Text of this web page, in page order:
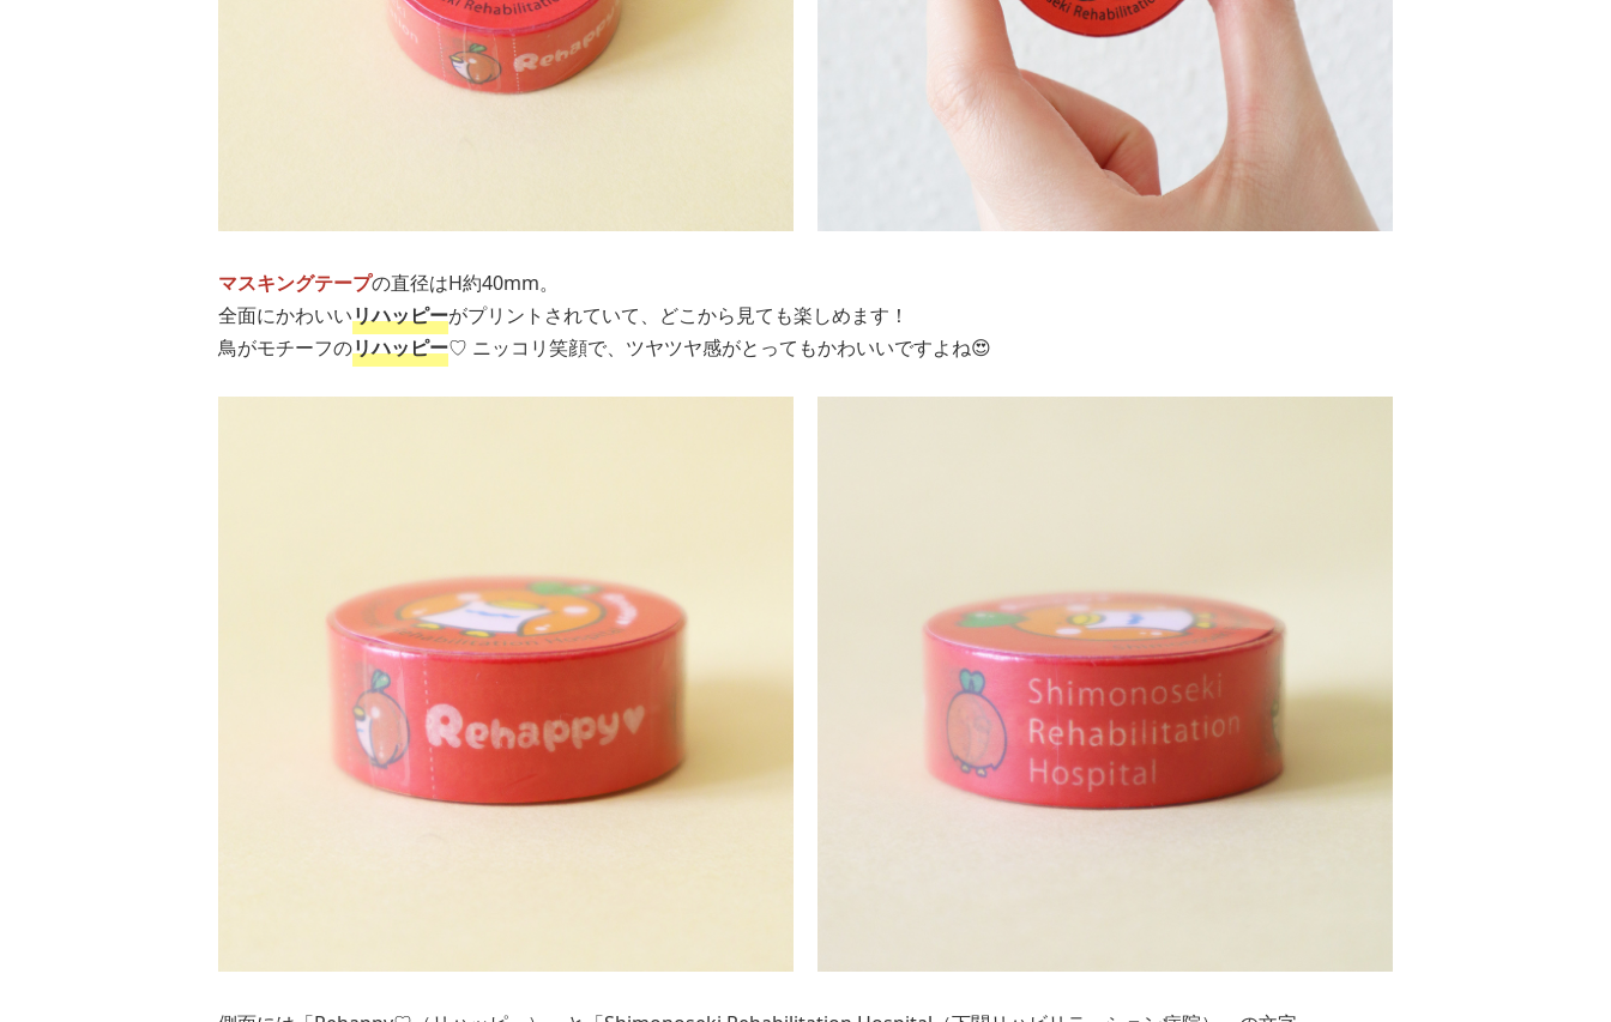
マスキングテープの直径はH約40mm。
全面にかわいいリハッピーがプリントされていて、どこから見ても楽しめます！
鳥がモチーフのリハッピー♡ ニッコリ笑顔で、ツヤツヤ感がとってもかわいいですよね😍